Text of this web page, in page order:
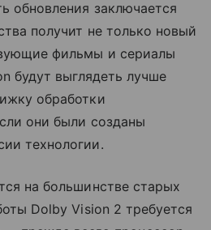
обновления заключается
получит не только новый
фильмы и сериалы
будут выглядеть лучше
обработки
они были созданы
технологии.
на большинстве старых
Dolby Vision 2 требуется